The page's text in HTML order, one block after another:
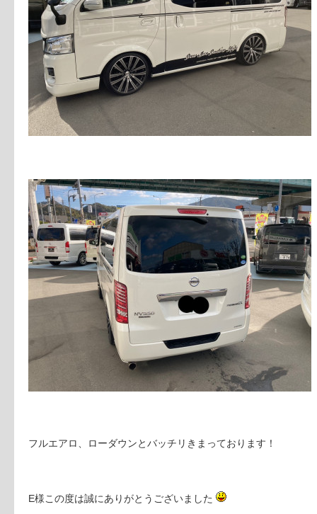
フルエアロ、ローダウンとバッチリきまっております！
E様この度は誠にありがとうございました